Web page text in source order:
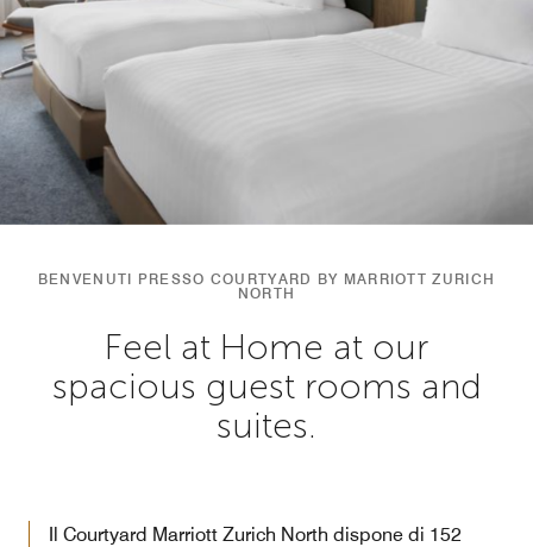
BENVENUTI PRESSO COURTYARD BY MARRIOTT ZURICH
NORTH
Feel at Home at our
spacious guest rooms and
suites.
Il Courtyard Marriott Zurich North dispone di 152